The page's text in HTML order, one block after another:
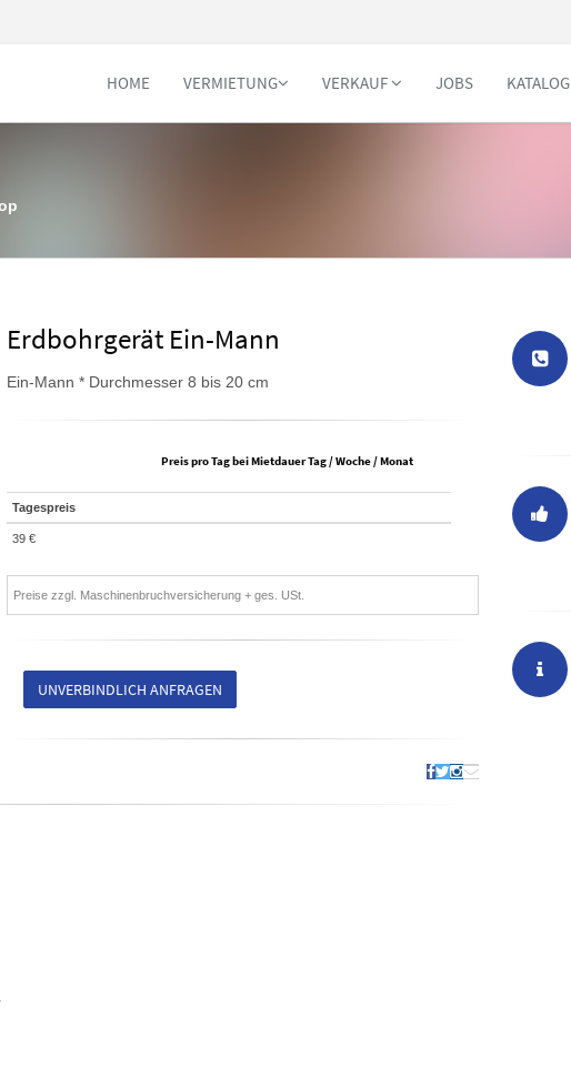
HOME VERMIETUNG VERKAUF JOBS KATALOG
Erdbohrgerät Ein-Mann
Ein-Mann * Durchmesser 8 bis 20 cm
Preis pro Tag bei Mietdauer Tag / Woche / Monat
Tagespreis
39 €
Preise zzgl. Maschinenbruchversicherung + ges. USt.
UNVERBINDLICH ANFRAGEN